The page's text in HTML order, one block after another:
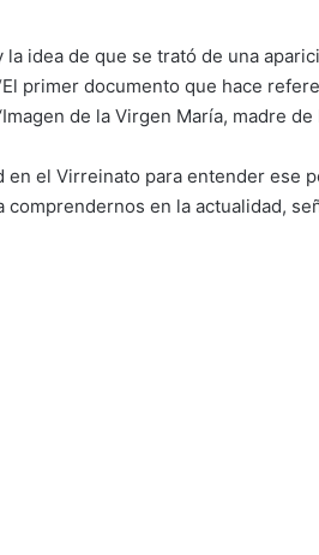
idea de que se trató de una
primer documento que hace
de la Virgen María, madre de
en el Virreinato para entender ese
en la actualidad,